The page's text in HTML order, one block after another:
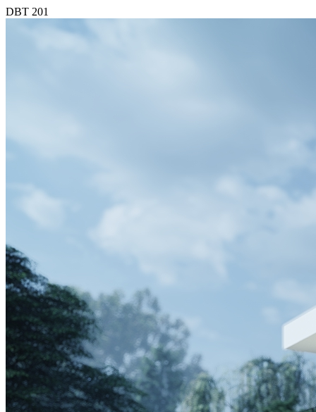
DBT 201